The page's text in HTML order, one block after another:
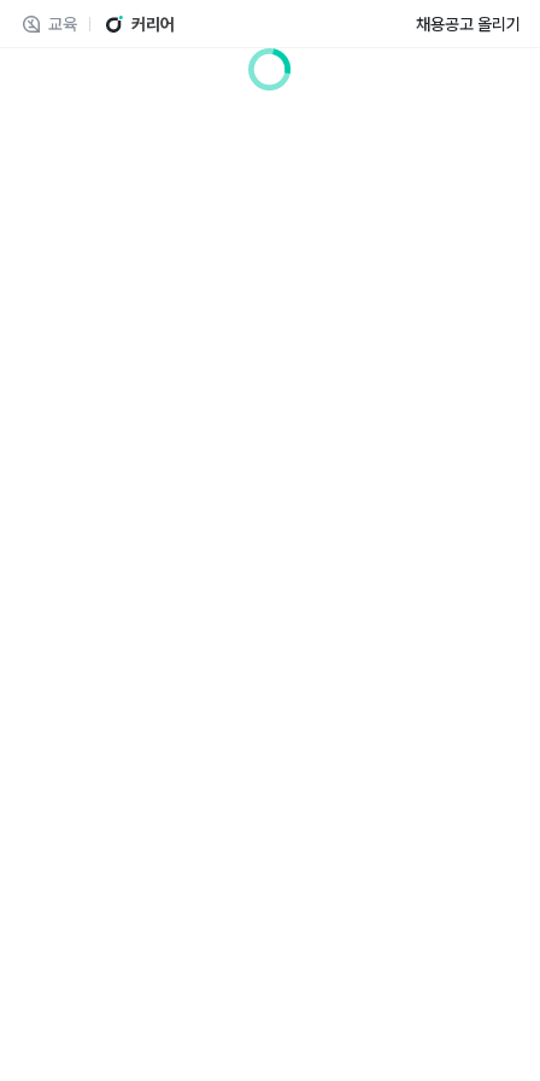
교육 커리어 채용공고 올리기